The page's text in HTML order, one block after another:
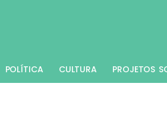
POLÍTICA CULTURA PROJETOS